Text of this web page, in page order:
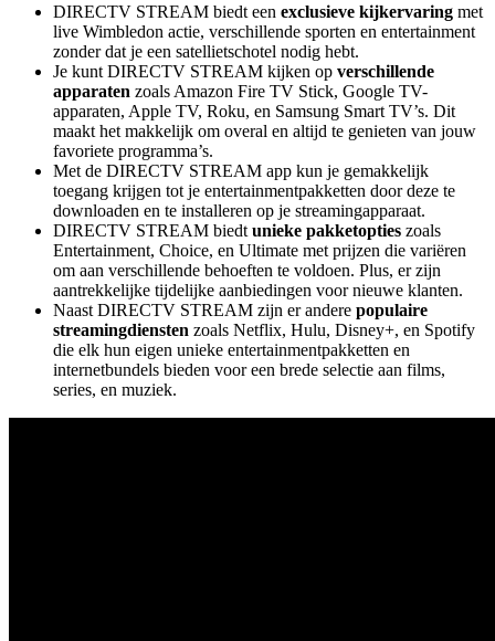
DIRECTV STREAM biedt een exclusieve kijkervaring met
live Wimbledon actie, verschillende sporten en entertainment
zonder dat je een satellietschotel nodig hebt.
Je kunt DIRECTV STREAM kijken op verschillende
apparaten zoals Amazon Fire TV Stick, Google TV-
apparaten, Apple TV, Roku, en Samsung Smart TV’s. Dit
maakt het makkelijk om overal en altijd te genieten van jouw
favoriete programma’s.
Met de DIRECTV STREAM app kun je gemakkelijk
toegang krijgen tot je entertainmentpakketten door deze te
downloaden en te installeren op je streamingapparaat.
DIRECTV STREAM biedt unieke pakketopties zoals
Entertainment, Choice, en Ultimate met prijzen die variëren
om aan verschillende behoeften te voldoen. Plus, er zijn
aantrekkelijke tijdelijke aanbiedingen voor nieuwe klanten.
Naast DIRECTV STREAM zijn er andere populaire
streamingdiensten zoals Netflix, Hulu, Disney+, en Spotify
die elk hun eigen unieke entertainmentpakketten en
internetbundels bieden voor een brede selectie aan films,
series, en muziek.